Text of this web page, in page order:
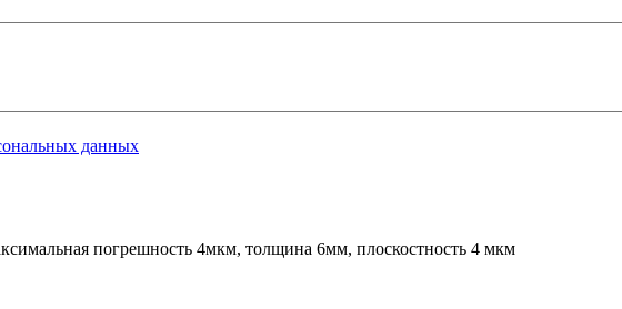
данных
погрешность 4мкм, толщина 6мм, плоскостность 4 мкм